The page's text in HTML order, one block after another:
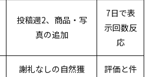
投稿週2、商品・写
真の追加
7日で表
示回数反
応
謝礼なしの自然獲
評価と件